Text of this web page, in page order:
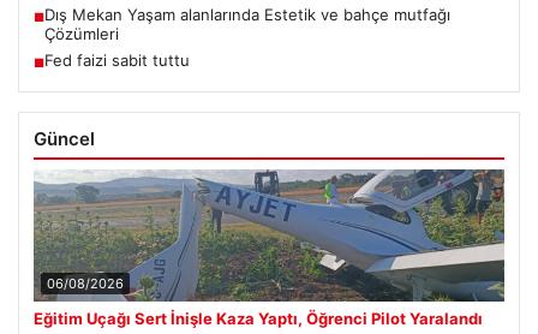
■Dış Mekan Yaşam alanlarında Estetik ve bahçe mutfağı
Çözümleri
■Fed faizi sabit tuttu
Güncel
06/08/2026
Eğitim Uçağı Sert İnişle Kaza Yaptı, Öğrenci Pilot Yaralandı